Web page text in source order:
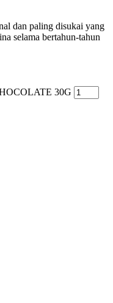
dan paling disukai yang
selama bertahun-tahun
30G